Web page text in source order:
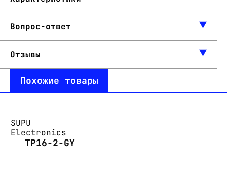
Вопрос-ответ
Отзывы
Похожие товары
SUPU
Electronics
TP16-2-GY